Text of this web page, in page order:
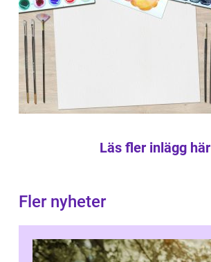
Läs fler inlägg här
Fler nyheter